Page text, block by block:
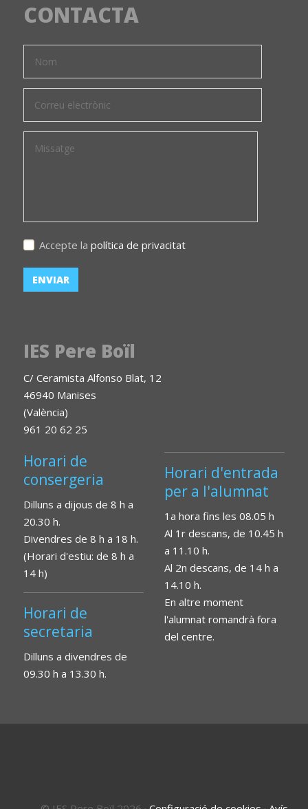
CONTACTA
Accepte la política de privacitat
IES Pere Boïl
C/ Ceramista Alfonso Blat, 12
46940 Manises
(València)
961 20 62 25
Horari de
consergeria
Dilluns a dijous de 8 h a
20.30 h.
Divendres de 8 h a 18 h.
(Horari d'estiu: de 8 h a
14 h)
Horari de
secretaria
Dilluns a divendres de
09.30 h a 13.30 h.
Horari d'entrada
per a l'alumnat
1a hora fins les 08.05 h
Al 1r descans, de 10.45 h
a 11.10 h.
Al 2n descans, de 14 h a
14.10 h.
En altre moment
l'alumnat romandrà fora
del centre.